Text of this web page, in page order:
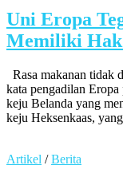
Uni Eropa
Memiliki
Rasa makanan tidak
kata pengadilan Eropa
keju Belanda yang
keju Heksenkaas,
Artikel /Berita